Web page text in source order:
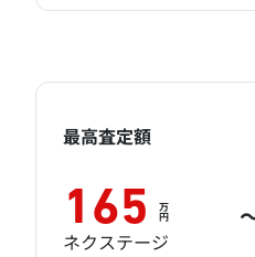
最高査定額
165 万
円
ネクステージ